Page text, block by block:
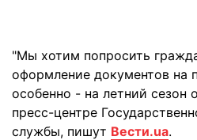
"Мы хотим попросить
оформление документов на
особенно - на летний сезон
пресс-центре
службы, пишут Вести.ua.